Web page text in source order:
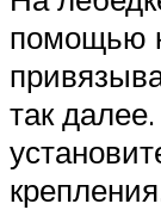
помощью
так